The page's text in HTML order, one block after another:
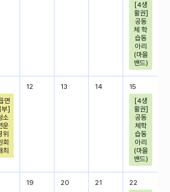
[4생
활권]
공동
체 학
습동
아리
(마을
밴드)
면
부]
소
운
위
회
최
12 13 14
15
[4생
활권]
공동
체학
습동
아리
(마을
밴드)
19 20 21
22